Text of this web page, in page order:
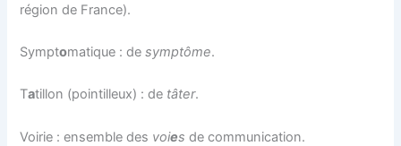
région de France).
Symptomatique : desymptôme.
Tatillon (pointilleux) : de tâter.
Voirie : ensemble des voies de communication.